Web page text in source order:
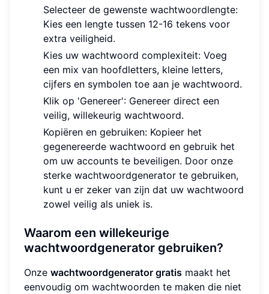
Selecteer de gewenste wachtwoordlengte:
Kies een lengte tussen 12-16 tekens voor
extra veiligheid.
Kies uw wachtwoord complexiteit: Voeg
een mix van hoofdletters, kleine letters,
cijfers en symbolen toe aan je wachtwoord.
Klik op 'Genereer': Genereer direct een
veilig, willekeurig wachtwoord.
Kopiëren en gebruiken: Kopieer het
gegenereerde wachtwoord en gebruik het
om uw accounts te beveiligen. Door onze
sterke wachtwoordgenerator te gebruiken,
kunt u er zeker van zijn dat uw wachtwoord
zowel veilig als uniek is.
Waarom een willekeurige
wachtwoordgenerator gebruiken?
Onze wachtwoordgenerator gratis maakt het
eenvoudig om wachtwoorden te maken die niet